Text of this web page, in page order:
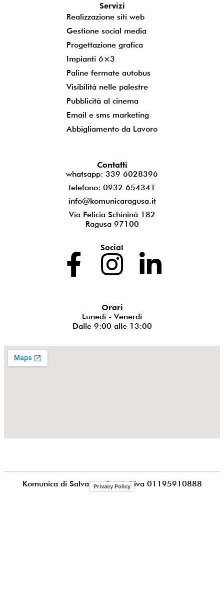
Servizi
Realizzazione siti web
Gestione social media
Progettazione grafica
Impianti 6×3
Paline fermate autobus
Visibilità nelle palestre
Pubblicità al cinema
Email e sms marketing
Abbigliamento da Lavoro
Contatti
whatsapp: 339 6028396
telefono: 0932 654341
info@komunicaragusa.it
Via Felicia Schininà 182
Ragusa 97100
Social
Orari
Lunedì - Venerdì
Dalle 9:00 alle 13:00
Komunica di Salvatore PucciaP.iva 01195910888
Privacy Policy